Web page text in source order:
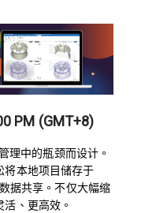
PM (GMT+8)
理中的瓶颈而设计。
将本地项目储存于
据共享。不仅大幅缩
、更高效。